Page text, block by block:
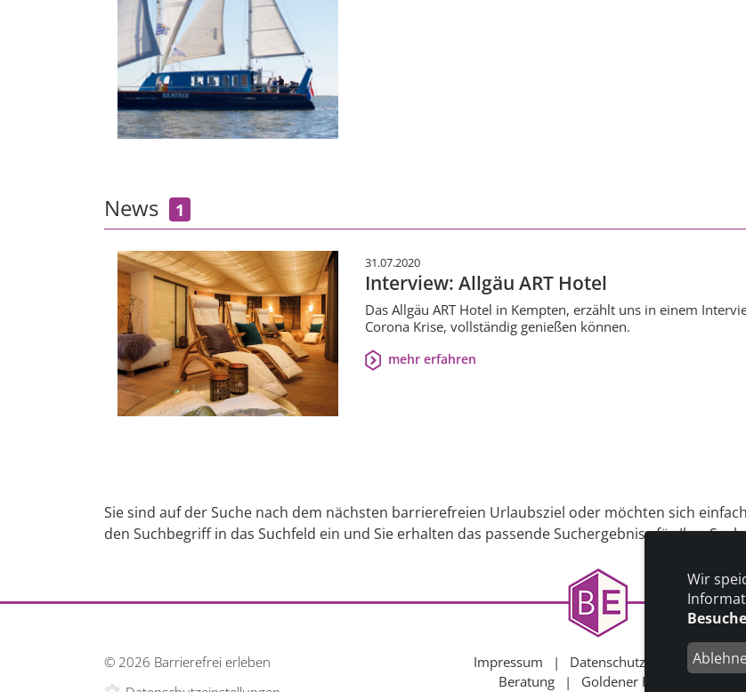
News 1
31.07.2020
Interview: Allgäu ART Hotel
Das Allgäu ART Hotel in Kempten, erzählt uns in einem
Corona Krise, vollständig genießen können.
mehr erfahren
Sie sind auf der Suche nach dem nächsten barrierefreien Urlaubsziel oder möchten sich
den Suchbegriff in das Suchfeld ein und Sie erhalten das passende Suchergebniss für Ihre
© 2026 Barrierefrei erleben
Impressum | Datenschutz Kontakt |
Beratung
| Goldener Rollstuhl
Wir